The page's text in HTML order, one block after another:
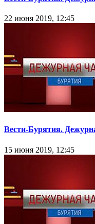
22 июня 2019, 12:45
Вести-Бурятия.
15 июня 2019, 12:45